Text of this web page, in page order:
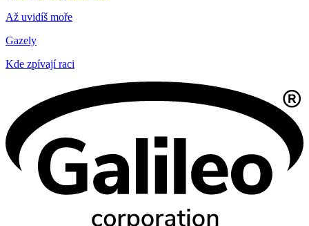
Až uvidíš moře
Gazely
Kde zpívají raci